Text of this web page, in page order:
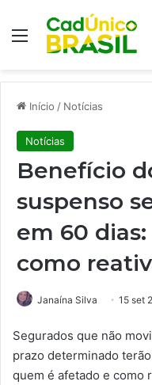
Menu
Início / Notícias
Notícias
Benefício
suspenso
em 60
como
Janaína Silva 15 set
Segurados que não
prazo determinado
quem é afetado e como